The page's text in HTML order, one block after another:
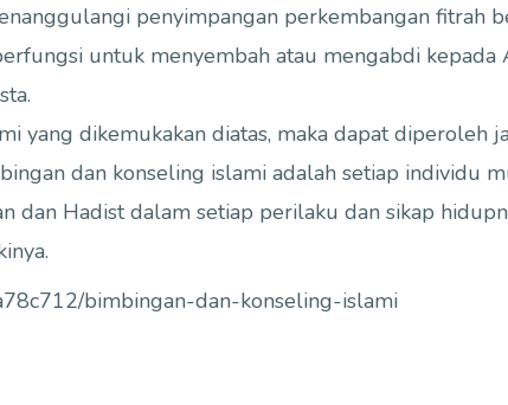
penyimpangan perkembangan fitrah
untuk menyembah atau mengabdi
yang dikemukakan diatas, maka dapat diperoleh
dan konseling islami adalah setiap individu
dan Hadist dalam setiap perilaku dan sikap
bimbingan-dan-konseling-islami